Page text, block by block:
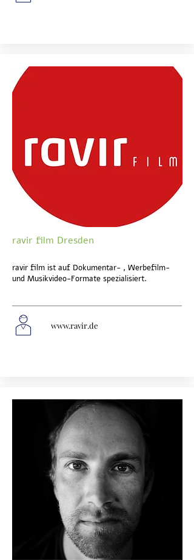
ravir film Dresden
ravir film ist auf Dokumentar- , Werbefilm-
und Musikvideo-Formate spezialisiert.
www.ravir.de